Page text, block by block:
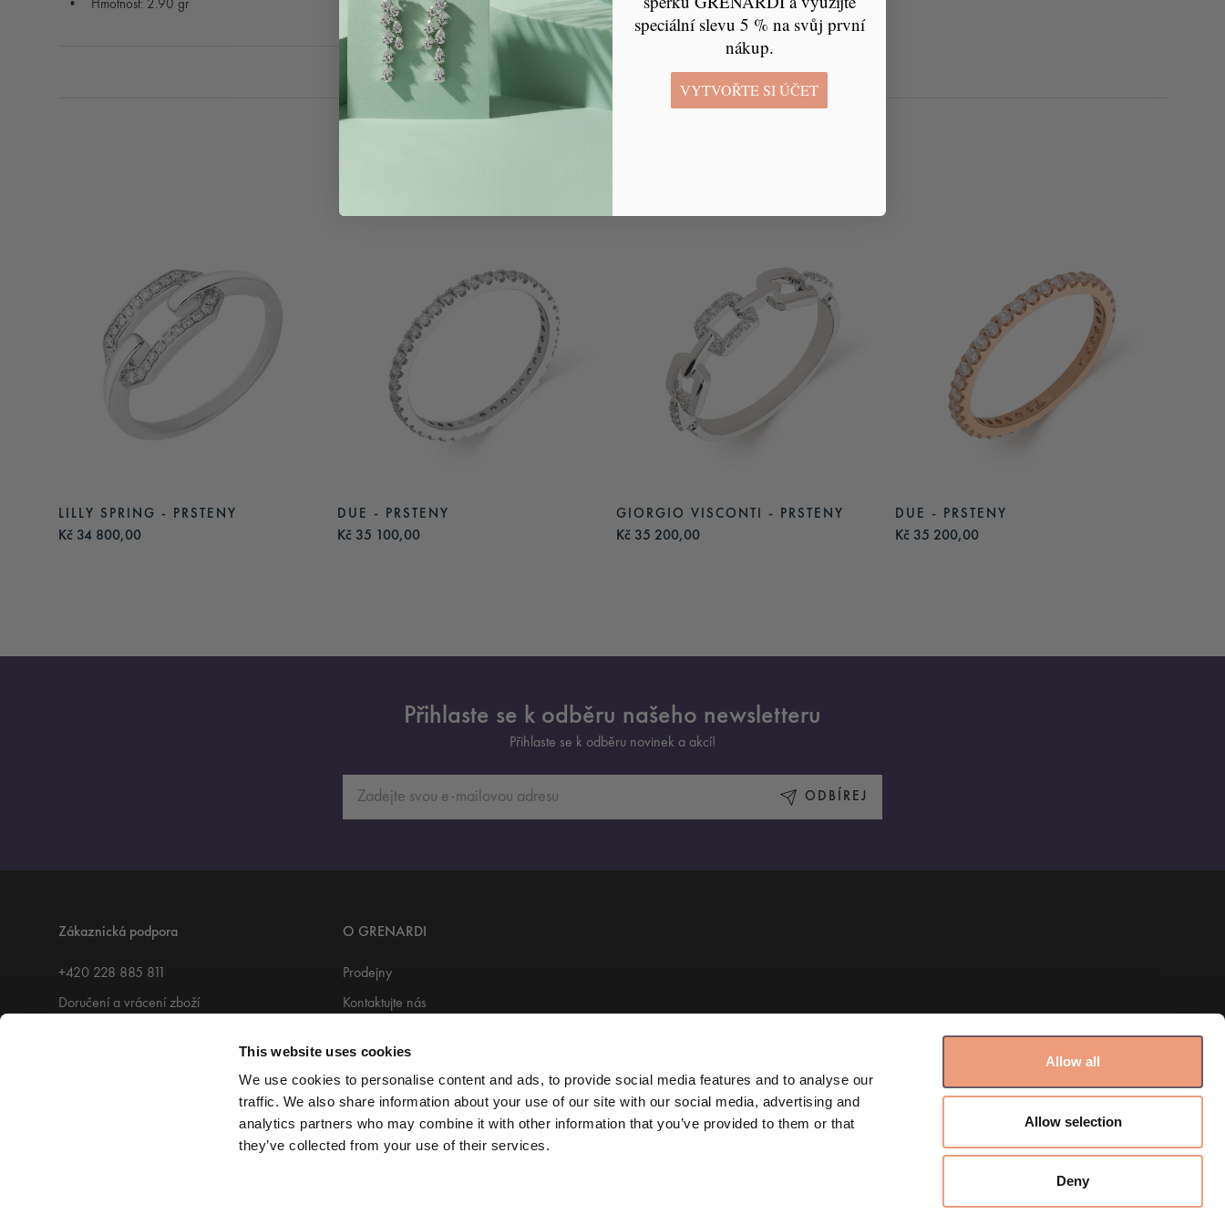
This website uses cookies
We use cookies to personalise content and ads, to provide social media features and to analyse our
traffic. We also share information about your use of our site with our social media, advertising and
analytics partners who may combine it with other information that you’ve provided to them or that
they’ve collected from your use of their services.
Allow all
Allow selection
Deny
Hmotnost: 2.90 gr
LILLY SPRING - PRSTENY
Kč 34 800,00
DUE - PRSTENY
Kč 35 100,00
GIORGIO VISCONTI - PRSTENY
Kč 35 200,00
DUE - PRSTENY
Kč 35 200,00
Přihlaste se k odběru našeho newsletteru
Přihlaste se k odběru novinek a akcí!
ODBÍREJ
Zákaznická podpora
+420 228 885 811
Doručení a vrácení zboží
O GRENARDI
Prodejny
Kontaktujte nás
speciální slevu 5 % na svůj první
nákup.
VYTVOŘTE SI ÚČET